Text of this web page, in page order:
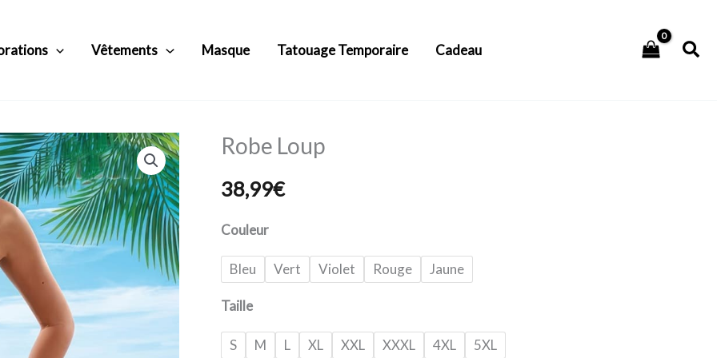
Vêtements Masque Tatouage Temporaire Cadeau
Robe Loup
38,99€
Couleur
Bleu Vert Violet Rouge Jaune
Taille
S M L XL XXL XXXL 4XL 5XL
quantité
Robe